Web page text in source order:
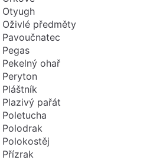
Otyugh
Oživlé předměty
Pavoučnatec
Pegas
Pekelný ohař
Peryton
Pláštník
Plazivý pařát
Poletucha
Polodrak
Polokostěj
Přízrak